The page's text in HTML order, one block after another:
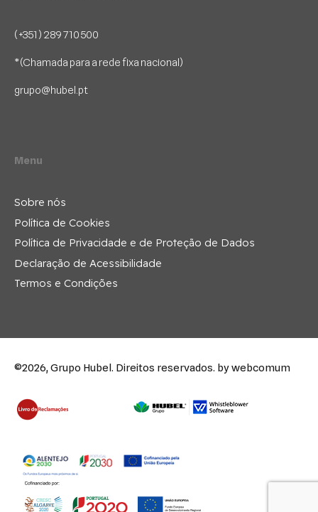
(+351) 289 710 500
*(Chamada para a rede fixa nacional)
grupo@hubel.pt
Menu
Sobre nós
Política de Cookies
Política de Privacidade e de Proteção de Dados
Declaração de Acessibilidade
Termos e Condições
©2026, Grupo Hubel. Direitos reservados. by webcomum